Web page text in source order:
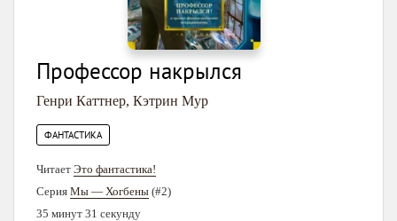
Профессор накрылся
Генри Каттнер, Кэтрин Мур
ФАНТАСТИКА
Читает Это фантастика!
Серия Мы — Хогбены (#2)
35 минут 31 секунду